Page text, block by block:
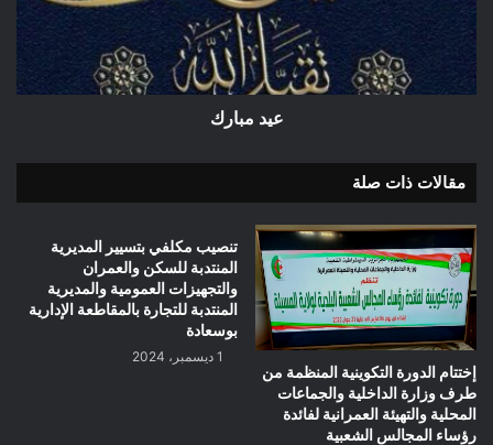
عيد مبارك
مقالات ذات صلة
إختتام الدورة التكوينية المنظمة من
طرف وزارة الداخلية والجماعات
المحلية والتهيئة العمرانية لفائدة
رؤساء المجالس الشعبية
تنصيب مكلفي بتسيير المديرية
المنتدبة للسكن والعمران
والتجهيزات العمومية والمديرية
المنتدبة للتجارة بالمقاطعة الإدارية
بوسعادة
1 ديسمبر، 2024